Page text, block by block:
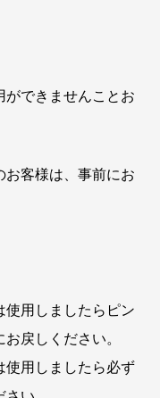
できませんことお
客様は、事前にお
使用しましたらピン
戻しください。
使用しましたら必ず